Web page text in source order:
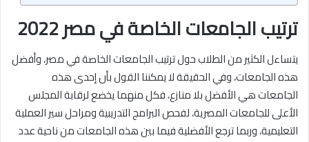
ترتيب الجامعات الخاصة في مصر 2022
يتساءل الكثير من الطلاب حول ترتيب الجامعات الخاصة في مصر، وأفضل
هذه الجامعات، وفي الحقيقة لا يمكننا القول بأن إحدى هذه
الجامعات هي الأفضل بلا منازع، فكل منهما يخضع لرقابة المجلس
الأعلى للجامعات المصرية، لفحص البرامج التدريبية ومراحل سير العملية
التعليمية، وربما ترجع الأفضلية فيما بين هذه الجامعات من ناحية عدد